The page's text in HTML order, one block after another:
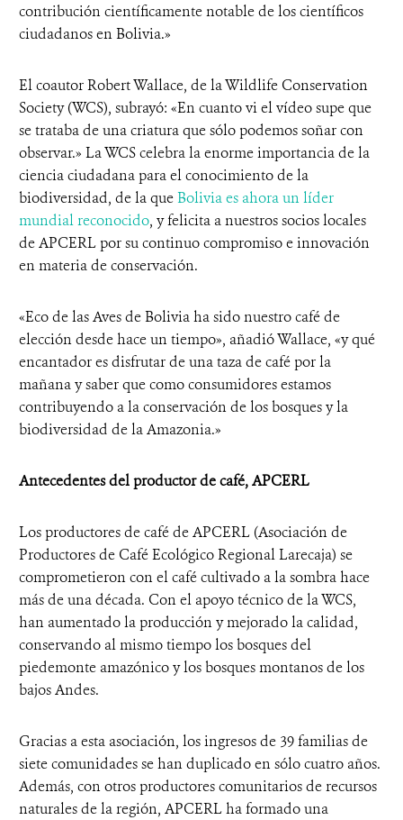
contribución científicamente notable de los científicos
ciudadanos en Bolivia.»
El coautor Robert Wallace, de la Wildlife Conservation
Society (WCS), subrayó: «En cuanto vi el vídeo supe que
se trataba de una criatura que sólo podemos soñar con
observar.» La WCS celebra la enorme importancia de la
ciencia ciudadana para el conocimiento de la
biodiversidad, de la queBolivia es ahora un líder
mundial reconocido, y felicita a nuestros socios locales
de APCERL por su continuo compromiso e innovación
en materia de conservación.
«Eco de las Aves de Bolivia ha sido nuestro café de
elección desde hace un tiempo», añadió Wallace, «y qué
encantador es disfrutar de una taza de café por la
mañana y saber que como consumidores estamos
contribuyendo a la conservación de los bosques y la
biodiversidad de la Amazonia.»
Antecedentes del productor de café, APCERL
Los productores de café de APCERL (Asociación de
Productores de Café Ecológico Regional Larecaja) se
comprometieron con el café cultivado a la sombra hace
más de una década. Con el apoyo técnico de la WCS,
han aumentado la producción y mejorado la calidad,
conservando al mismo tiempo los bosques del
piedemonte amazónico y los bosques montanos de los
bajos Andes.
Gracias a esta asociación, los ingresos de 39 familias de
siete comunidades se han duplicado en sólo cuatro años.
Además, con otros productores comunitarios de recursos
naturales de la región, APCERL ha formado una